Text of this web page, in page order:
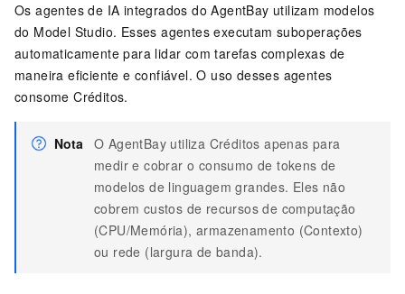
Os agentes de IA integrados do AgentBay utilizam modelos
do Model Studio. Esses agentes executam suboperações
automaticamente para lidar com tarefas complexas de
maneira eficiente e confiável. O uso desses agentes
consome Créditos.
Nota O AgentBay utiliza Créditos apenas para
medir e cobrar o consumo de tokens de
modelos de linguagem grandes. Eles não
cobrem custos de recursos de computação
(CPU/Memória), armazenamento (Contexto)
ou rede (largura de banda).